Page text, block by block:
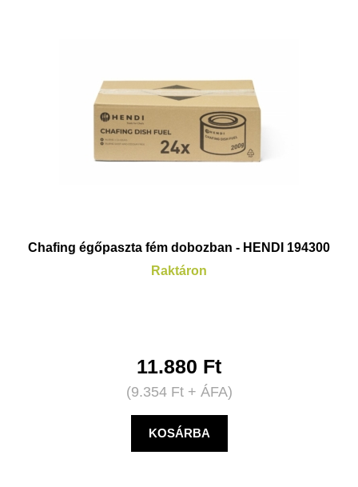
Chafing égőpaszta fém dobozban - HENDI 194300
Raktáron
11.880 Ft
(9.354 Ft+ ÁFA)
KOSÁRBA